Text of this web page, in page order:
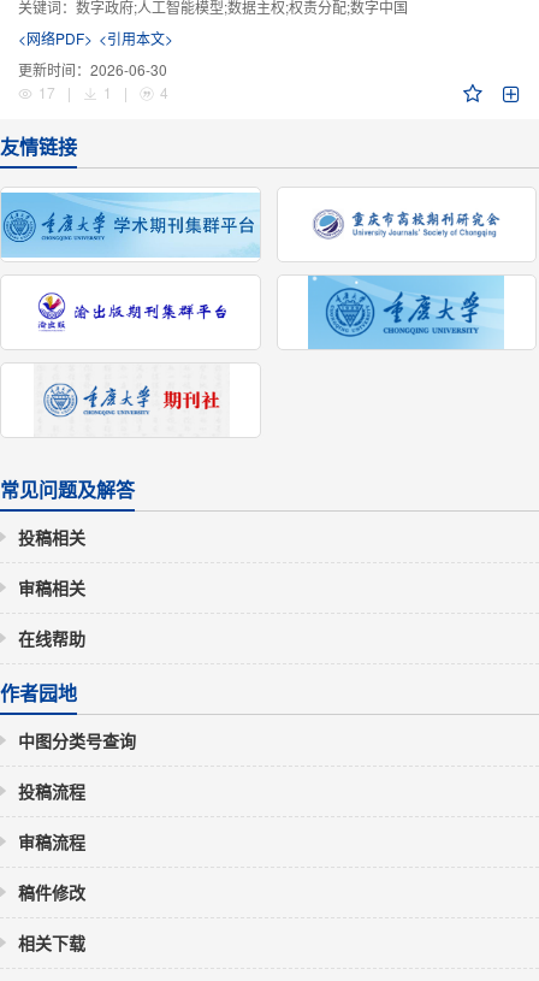
关键词： 数字政府;人工智能模型;数据主权;权责分配;数字中国
<网络PDF> <引用本文>
更新时间： 2026-06-30
17
| 1 | 4
友情链接
常见问题及解答
投稿相关
审稿相关
在线帮助
作者园地
中图分类号查询
投稿流程
审稿流程
稿件修改
相关下载